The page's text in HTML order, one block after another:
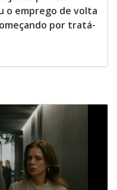
o emprego de volta
por tratá-